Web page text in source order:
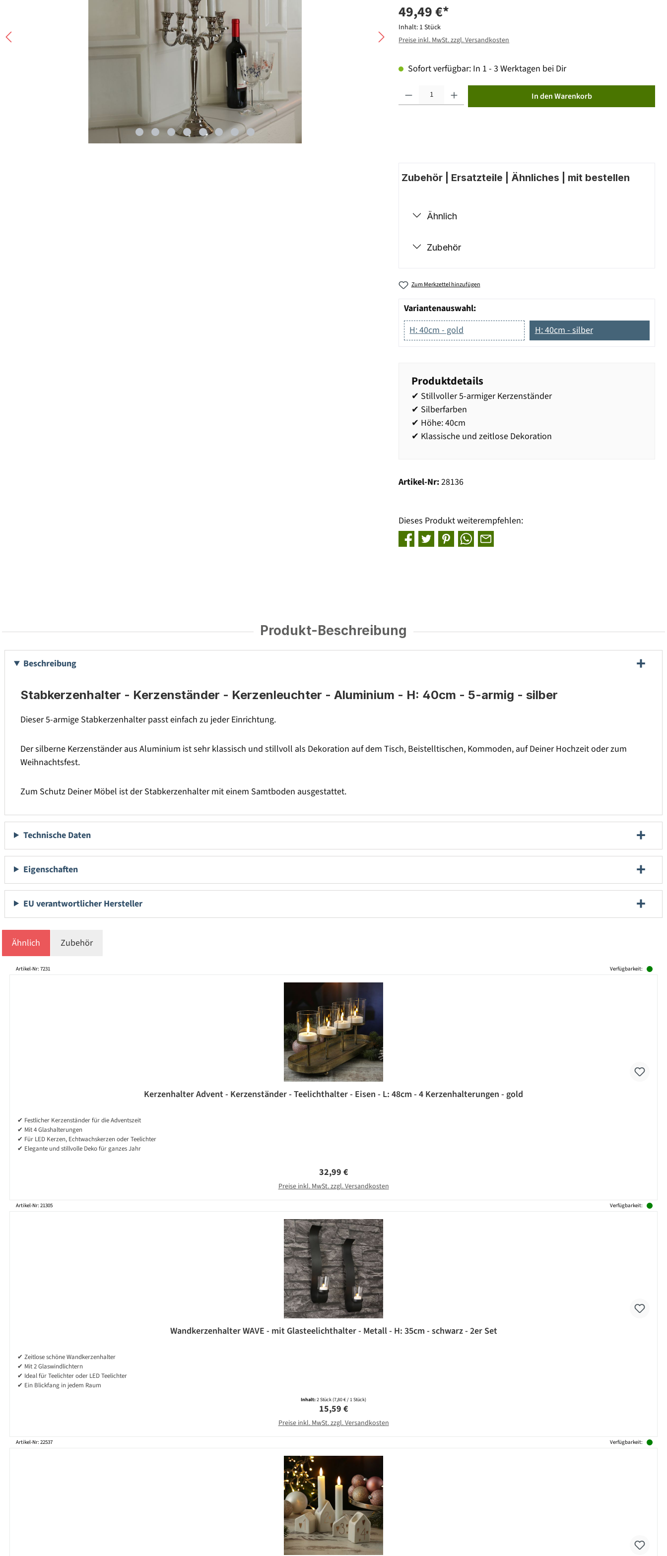
49,49 €*
Inhalt: 1 Stück
Preise inkl. MwSt. zzgl. Versandkosten
Sofort verfügbar: In 1 - 3 Werktagen bei Dir
In den Warenkorb
Zubehör | Ersatzteile | Ähnliches | mit bestellen
Ähnlich
Zubehör
Zum Merkzettel hinzufügen
Variantenauswahl:
H: 40cm - gold
H: 40cm - silber
Produktdetails
✔ Stillvoller 5-armiger Kerzenständer
✔ Silberfarben
✔ Höhe: 40cm
✔ Klassische und zeitlose Dekoration
Artikel-Nr:28136
Dieses Produkt weiterempfehlen:
Produkt-Beschreibung
Beschreibung
Stabkerzenhalter - Kerzenständer - Kerzenleuchter - Aluminium - H: 40cm - 5-armig - silber
Dieser 5-armige Stabkerzenhalter passt einfach zu jeder Einrichtung.
Der silberne Kerzenständer aus Aluminium ist sehr klassisch und stillvoll als Dekoration auf dem Tisch, Beistelltischen, Kommoden, auf Deiner Hochzeit oder zum
Weihnachtsfest.
Zum Schutz Deiner Möbel ist der Stabkerzenhalter mit einem Samtboden ausgestattet.
Technische Daten
Eigenschaften
EU verantwortlicher Hersteller
Ähnlich Zubehör
Produktgalerie überspringen
Artikel-Nr: 7231 Verfügbarkeit:
Kerzenhalter Advent - Kerzenständer - Teelichthalter - Eisen - L: 48cm - 4 Kerzenhalterungen - gold
✔ Festlicher Kerzenständer für die Adventszeit
✔ Mit 4 Glashalterungen
✔ Für LED Kerzen, Echtwachskerzen oder Teelichter
✔ Elegante und stillvolle Deko für ganzes Jahr
Regulärer Preis:
32,99 €
Preise inkl. MwSt. zzgl. Versandkosten
Artikel-Nr: 21305 Verfügbarkeit:
Wandkerzenhalter WAVE - mit Glasteelichthalter - Metall - H: 35cm - schwarz - 2er Set
✔ Zeitlose schöne Wandkerzenhalter
✔ Mit 2 Glaswindlichtern
✔ Ideal für Teelichter oder LED Teelichter
✔ Ein Blickfang in jedem Raum
Inhalt:2 Stück(7,80 € / 1 Stück)
Regulärer Preis:
15,59 €
Preise inkl. MwSt. zzgl. Versandkosten
Artikel-Nr: 22537 Verfügbarkeit: